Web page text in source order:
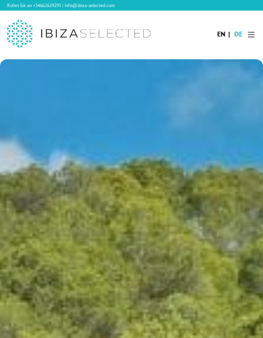
Rufen Sie an+34662629295|info@ibiza-selected.com
Hotels
Verkauf
Blog
Services
Kontakt
EN DE